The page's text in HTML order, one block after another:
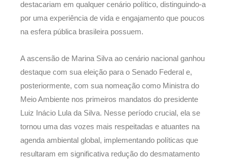
destacariam em qualquer cenário político, distinguindo-a
por uma experiência de vida e engajamento que poucos
na esfera pública brasileira possuem.
A ascensão de Marina Silva ao cenário nacional ganhou
destaque com sua eleição para o Senado Federal e,
posteriormente, com sua nomeação como Ministra do
Meio Ambiente nos primeiros mandatos do presidente
Luiz Inácio Lula da Silva. Nesse período crucial, ela se
tornou uma das vozes mais respeitadas e atuantes na
agenda ambiental global, implementando políticas que
resultaram em significativa redução do desmatamento